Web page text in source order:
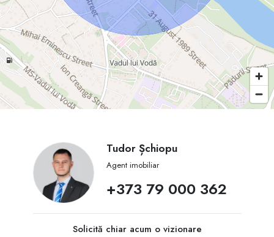
Tudor Șchiopu
Agent imobiliar
+373 79 000 362
Solicită chiar acum o vizionare